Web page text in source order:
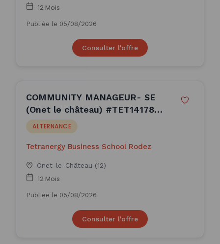
12 Mois
Publiée le 05/08/2026
Consulter l'offre
COMMUNITY MANAGEUR- SE
(Onet le château) #TET14178
(H/F)
ALTERNANCE
Tetranergy Business School Rodez
Onet-le-Château (12)
12 Mois
Publiée le 05/08/2026
Consulter l'offre